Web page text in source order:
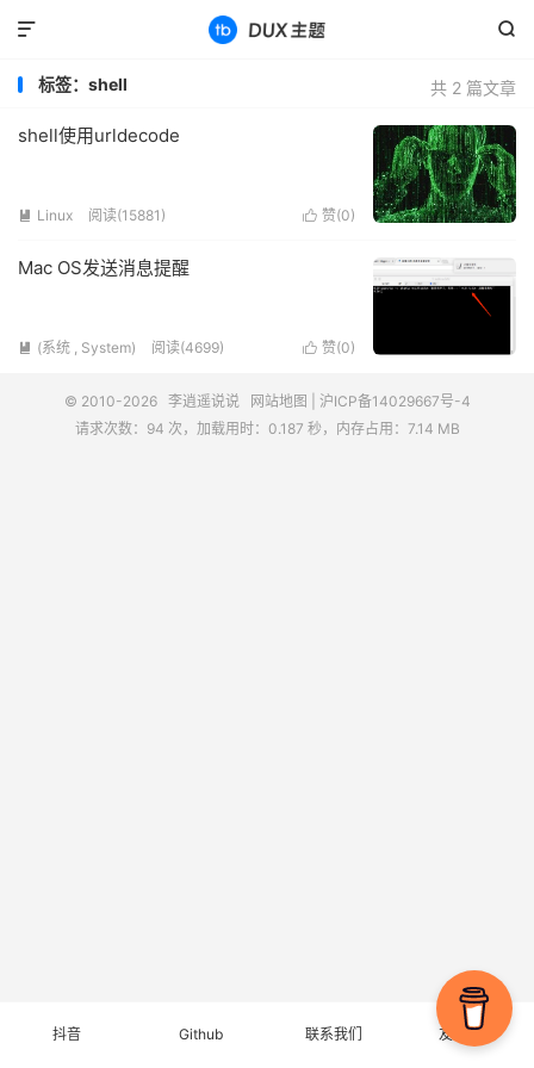


共 2 篇文章
标签：shell
shell使用urldecode
 赞(0)
 Linux 阅读(15881)
Mac OS发送消息提醒
 赞(0)
 (系统 , System) 阅读(4699)
© 2010-2026 李逍遥说说 网站地图
沪ICP备14029667号-4
请求次数：94 次，加载用时：0.187 秒，内存占用：7.14 MB
抖音 Github 联系我们 友情链接